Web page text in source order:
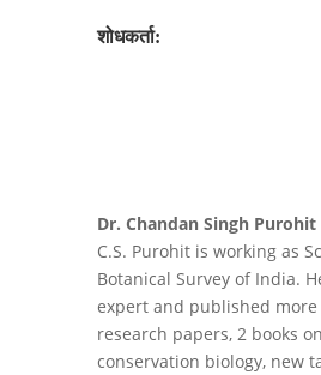
शोधकर्ता:
Dr. Chandan Singh Purohit
C.S. Purohit is working as
Botanical Survey of India.
expert and published more
research papers, 2 books
conservation biology, new